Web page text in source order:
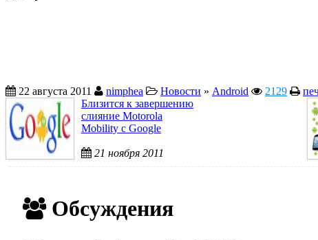
22 августа 2011 nimphea Новости » Android 2129
Близится к завершению
слияние Motorola
Mobility с Google
21 ноября 2011
Обсуждения